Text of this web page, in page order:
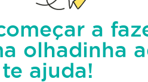
a
olhadinha
ajuda!